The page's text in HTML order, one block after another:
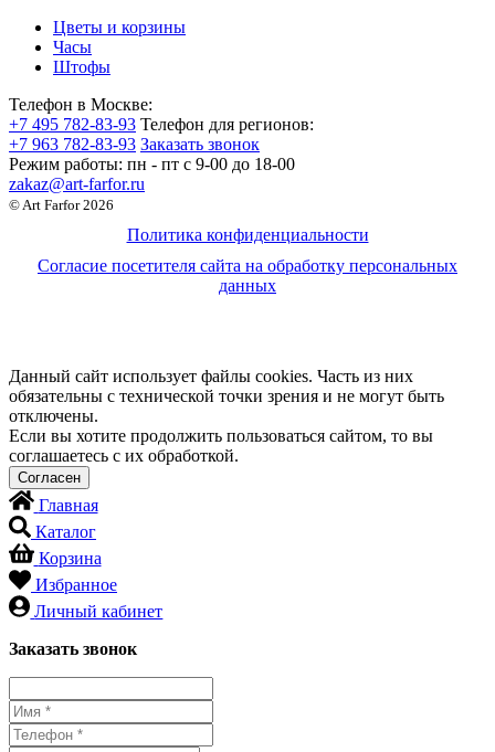
Цветы и корзины
Часы
Штофы
Телефон в Москве:
+7 495 782-83-93 Телефон для регионов:
+7 963 782-83-93 Заказать звонок
Режим работы: пн - пт c 9-00 до 18-00
zakaz@art-farfor.ru
© Art Farfor 2026
Политика конфиденциальности
Согласие посетителя сайта на обработку персональных
данных
Данный сайт использует файлы cookies. Часть из них
обязательны с технической точки зрения и не могут быть
отключены.
Если вы хотите продолжить пользоваться сайтом, то вы
соглашаетесь с их обработкой.
Главная
Каталог
Корзина
Избранное
Личный кабинет
Заказать звонок